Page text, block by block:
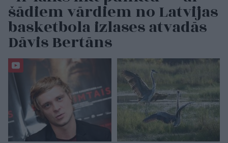
šādiem vārdiem no Latvijas
basketbola izlases atvadās
Dāvis Bertāns